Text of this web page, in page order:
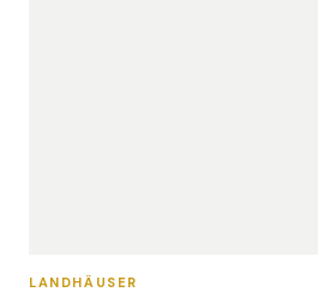
LANDHÄUSER